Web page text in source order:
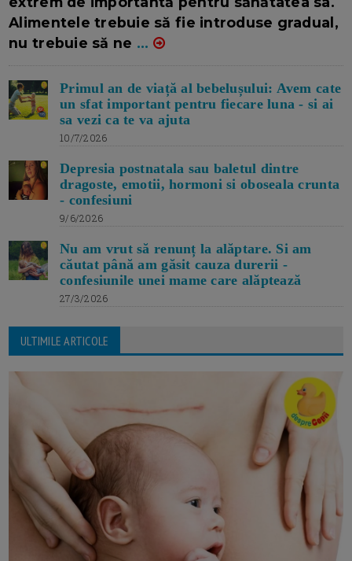
Alimentele trebuie să fie introduse gradual,
nu trebuie să ne ...
Primul an de viață al bebelușului: Avem cate
un sfat important pentru fiecare luna - si ai
sa vezi ca te va ajuta
10/7/2026
Depresia postnatala sau baletul dintre
dragoste, emotii, hormoni si oboseala crunta
- confesiuni
9/6/2026
Nu am vrut să renunț la alăptare. Si am
căutat până am găsit cauza durerii -
confesiunile unei mame care alăptează
27/3/2026
ULTIMILE ARTICOLE